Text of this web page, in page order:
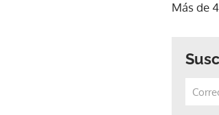
Más de